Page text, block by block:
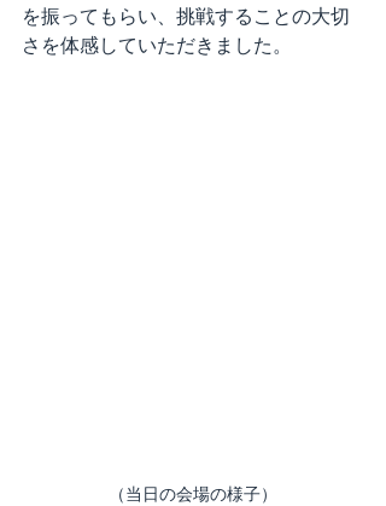
を振ってもらい、挑戦することの大切
さを体感していただきました。
（当日の会場の様子）